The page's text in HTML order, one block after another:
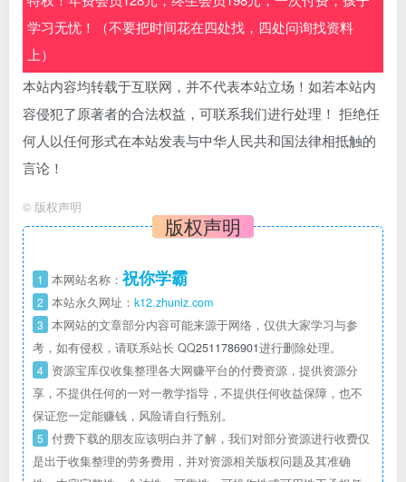
学习无忧！（不要把时间花在四处找，四处问询找资料
上）
本站内容均转载于互联网，并不代表本站立场！如若本站内
容侵犯了原著者的合法权益，可联系我们进行处理！ 拒绝任
何人以任何形式在本站发表与中华人民共和国法律相抵触的
言论！
© 版权声明
版权声明
1 本网站名称： 祝你学霸
2 本站永久网址： k12.zhuniz.com
3 本网站的文章部分内容可能来源于网络，仅供大家学习与参
考，如有侵权，请联系站长 QQ2511786901进行删除处理。
4 资源宝库仅收集整理各大网赚平台的付费资源，提供资源分
享，不提供任何的一对一教学指导，不提供任何收益保障，也不
保证您一定能赚钱，风险请自行甄别。
5 付费下载的朋友应该明白并了解，我们对部分资源进行收费仅
是出于收集整理的劳务费用，并对资源相关版权问题及其准确